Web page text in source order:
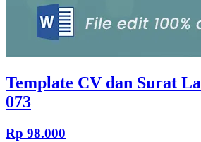
Template CV dan Surat
073
Rp 98.000